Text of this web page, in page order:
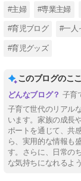
#主婦 #専業主婦
#育児ブログ #一人
#育児グッズ
このブログのこ
子育
子育て世代のリアル
います。家族の成長
ポートを通じて、共
ら、実用的な情報も
す。さらに、日常の
な気持ちになれるよ